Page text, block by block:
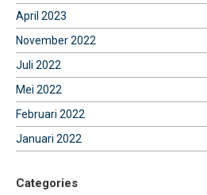
April 2023
November 2022
Juli 2022
Mei 2022
Februari 2022
Januari 2022
Categories